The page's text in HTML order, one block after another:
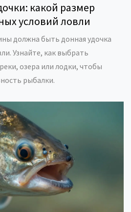
какой размер
условий ловли
должна быть донная удочка
Узнайте, как выбрать
озера или лодки, чтобы
рыбалки.